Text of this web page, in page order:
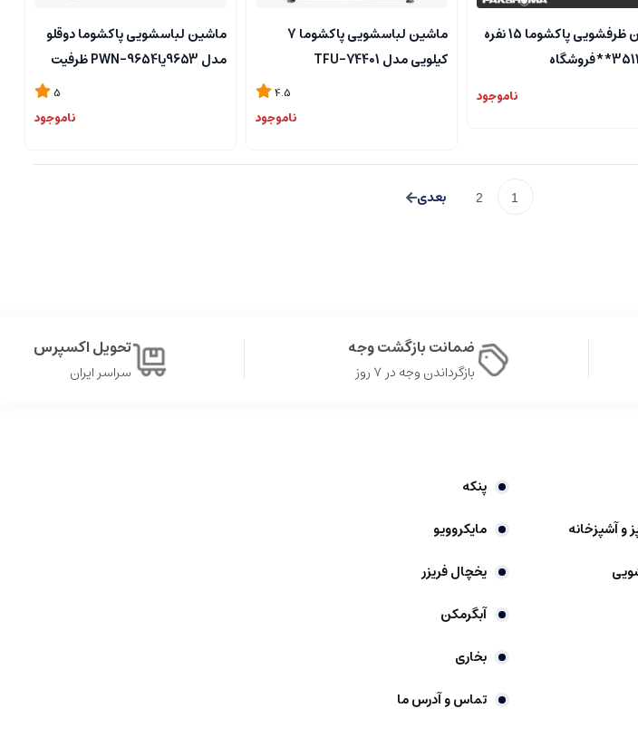
ماشین ظرفشویی پاکشوما 15 نفره
مدل 3511**فروشگاه
ناموجود
ماشین لباسشویی پاکشوما 7
کیلویی مدل TFU-74401
4.5
ناموجود
ماشین لباسشویی پاکشوما دوقلو
مدل 9653یاPWN-9654 ظرفیت
5
ناموجود
1
2
ضمانت بازگشت وجه
بازگرداندن وجه در ۷ روز
تحویل اکسپرس
سراسر ایران
پنکه
و آشپزخانه
مایکروویو
یخچال فریزر
آبگرمکن
بخاری
تماس و آدرس ما